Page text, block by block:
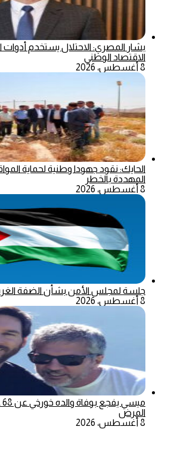
بشار المصري: الاحتلال يستخدم
الاقتصاد الوطني
8 أغسطس، 2026
الحايك: نقود جهودا وطنية لحماية
المهددة بالخطر
8 أغسطس، 2026
جلسة لمجلس الأمن بشأن الضفة
8 أغسطس، 2026
المرض
8 أغسطس، 2026